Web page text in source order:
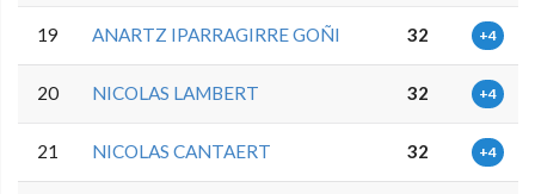
19 ANARTZ IPARRAGIRRE GOÑI 32 +4
20 NICOLAS LAMBERT 32 +4
21 NICOLAS CANTAERT 32 +4